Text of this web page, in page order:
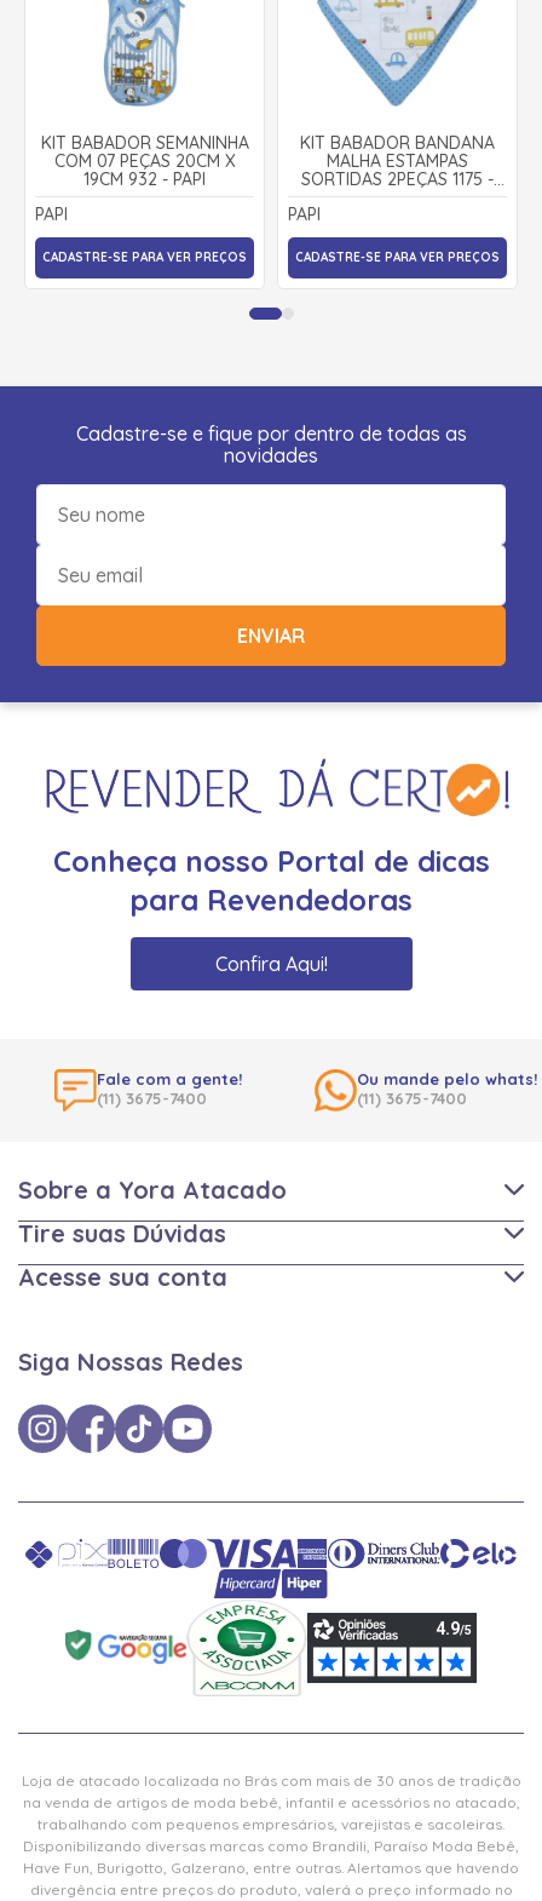
KIT BABADOR SEMANINHA
COM 07 PEÇAS 20CM X
19CM 932 - PAPI
PAPI
CADASTRE-SE PARA VER PREÇOS
KIT BABADOR BANDANA
MALHA ESTAMPAS
SORTIDAS 2PEÇAS 1175 -
PAPI
PAPI
CADASTRE-SE PARA VER PREÇOS
Cadastre-se e fique por dentro de todas as
novidades
ENVIAR
Conheça nosso Portal de dicas
para Revendedoras
Confira Aqui!
Fale com a gente!
(11) 3675-7400
Ou mande pelo whats!
(11) 3675-7400
Sobre a Yora Atacado
Tire suas Dúvidas
Acesse sua conta
Siga Nossas Redes
Loja de atacado localizada no Brás com mais de 30 anos de tradição
na venda de artigos de moda bebê, infantil e acessórios no atacado,
trabalhando com pequenos empresários, varejistas e sacoleiras.
Disponibilizando diversas marcas como Brandili, Paraíso Moda Bebê,
Have Fun, Burigotto, Galzerano, entre outras. Alertamos que havendo
divergência entre preços do produto, valerá o preço informado no